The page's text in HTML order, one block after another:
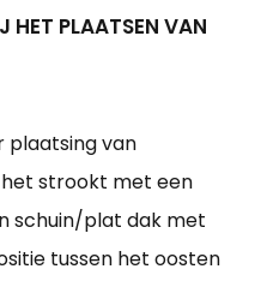
HET PLAATSEN VAN
plaatsing van
strookt met een
schuin/plat dak met
tussen het oosten